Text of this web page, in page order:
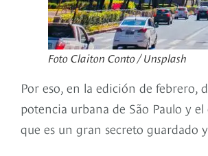
Foto Claiton Conto / Unsplash
Por eso, en la edición de febrero,
potencia urbana de São Paulo y
que es un gran secreto guardado